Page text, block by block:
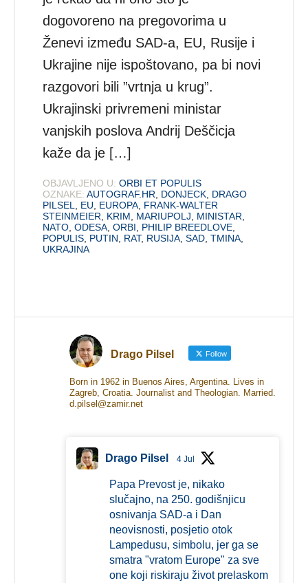
dogovoreno na pregovorima u
Ženevi između SAD-a, EU, Rusije i
Ukrajine nije ispoštovano, pa bi novi
razgovori bili ”vrtnja u krug”.
Ukrajinski privremeni ministar
vanjskih poslova Andrij Deščicja
kaže da je […]
OBJAVLJENO U: ORBI ET POPULIS
OZNAKE: AUTOGRAF.HR DONJECK DRAGO
PILSEL
EU EUROPA FRANK-WALTER
STEINMEIER
KRIM MARIUPOLJ MINISTAR
NATO ,ODESA ,ORBI PHILIP BREEDLOVE
POPULIS PUTIN RAT, RUSIJA ,SAD ,TMINA
UKRAJINA
Drago Pilsel Follow
Born in 1962 in Buenos Aires, Argentina. Lives in
Zagreb, Croatia. Journalist and Theologian. Married.
d.pilsel@zamir.net
Drago Pilsel 4 Jul
Papa Prevost je, nikako
slučajno, na 250. godišnjicu
osnivanja SAD-a i Dan
neovisnosti, posjetio otok
Lampedusu, simbolu, jer ga se
smatra "vratom Europe" za sve
one koji riskiraju život prelaskom